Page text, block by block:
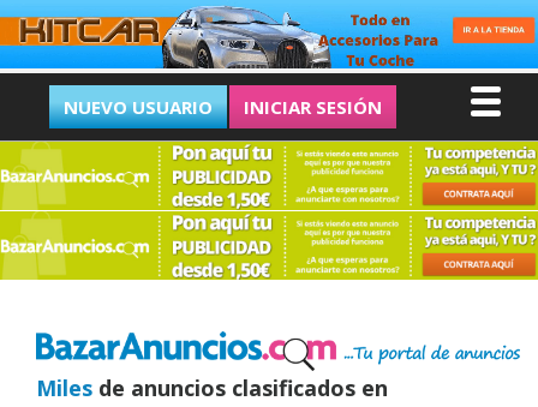
NUEVO USUARIO INICIAR SESIÓN
Miles de anuncios clasificados en